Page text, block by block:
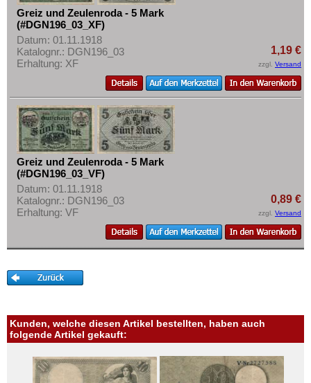
Orte mit L...
Orte mit M...
Orte mit N...
Orte mit P...
Orte mit Q...
Orte mit R...
Orte mit S...
Orte mit T...
Orte mit U...
Orte mit W...
Orte mit X...
Mehr über...
Zahlungsbedingungen
Privatsphäre und Datenschutz
Widerrufsbelehrung
Liefer- und Versandkosten
AGB
Impressum
Greiz und Zeulenroda - 5 Mark
(#DGN196_03_XF)
Datum: 01.11.1918
Katalognr.: DGN196_03
Erhaltung: XF
1,19 €
zzgl. Versand
Greiz und Zeulenroda - 5 Mark
(#DGN196_03_VF)
Datum: 01.11.1918
Katalognr.: DGN196_03
Erhaltung: VF
0,89 €
zzgl. Versand
Kunden, welche diesen Artikel bestellten, haben auch
folgende Artikel gekauft: